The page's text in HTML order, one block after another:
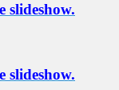
slideshow.
slideshow.